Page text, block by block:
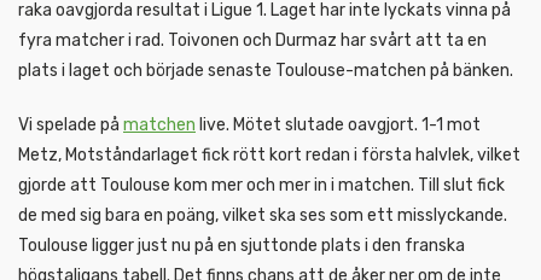
raka oavgjorda resultat i Ligue 1. Laget har inte lyckats vinna på
fyra matcher i rad. Toivonen och Durmaz har svårt att ta en
plats i laget och började senaste Toulouse-matchen på bänken.
Vi spelade på matchen live. Mötet slutade oavgjort. 1-1 mot
Metz, Motståndarlaget fick rött kort redan i första halvlek, vilket
gjorde att Toulouse kom mer och mer in i matchen. Till slut fick
de med sig bara en poäng, vilket ska ses som ett misslyckande.
Toulouse ligger just nu på en sjuttonde plats i den franska